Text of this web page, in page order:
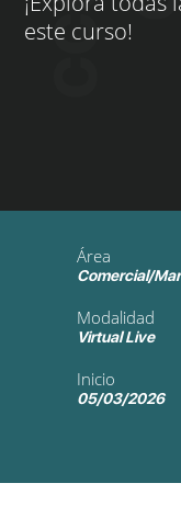
este curso!
Área
Comercial/
Modalidad
Virtual Live
Inicio
05/03/2026